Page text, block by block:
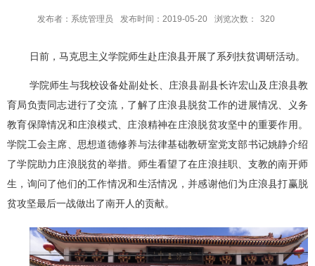
发布者：系统管理员 发布时间：2019-05-20 浏览次数： 320
日前，马克思主义学院师生赴庄浪县开展了系列扶贫调研活动。
学院师生与我校设备处副处长、庄浪县副县长许宏山及庄浪县教
育局负责同志进行了交流，了解了庄浪县脱贫工作的进展情况、义务
教育保障情况和庄浪模式、庄浪精神在庄浪脱贫攻坚中的重要作用。
学院工会主席、思想道德修养与法律基础教研室党支部书记姚静介绍
了学院助力庄浪脱贫的举措。师生看望了在庄浪挂职、支教的南开师
生，询问了他们的工作情况和生活情况，并感谢他们为庄浪县打赢脱
贫攻坚最后一战做出了南开人的贡献。